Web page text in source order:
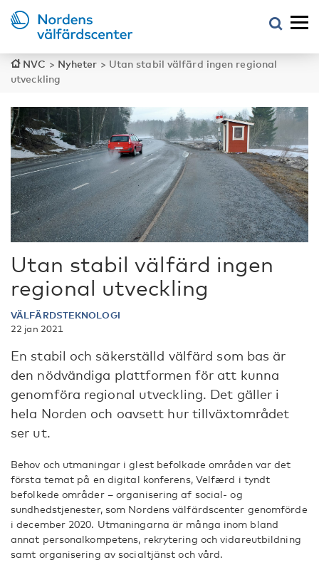
NVC > Nyheter > Utan stabil välfärd ingen regional
utveckling
Utan stabil välfärd ingen
regional utveckling
VÄLFÄRDSTEKNOLOGI
22 jan 2021
En stabil och säkerställd välfärd som bas är
den nödvändiga plattformen för att kunna
genomföra regional utveckling. Det gäller i
hela Norden och oavsett hur tillväxtområdet
ser ut.
Behov och utmaningar i glest befolkade områden var det
första temat på en digital konferens, Velfærd i tyndt
befolkede områder – organisering af social- og
sundhedstjenester, som Nordens välfärdscenter genomförde
i december 2020. Utmaningarna är många inom bland
annat personalkompetens, rekrytering och vidareutbildning
samt organisering av socialtjänst och vård.